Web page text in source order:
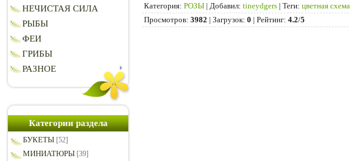
НЕЧИСТАЯ СИЛА
РЫБЫ
ФЕИ
ГРИБЫ
РАЗНОЕ
Категории раздела
БУКЕТЫ [52]
МИНИАТЮРЫ [39]
Категория: РОЗЫ | Добавил: tineydgers | Теги: цветная схема
Просмотров: 3982 | Загрузок: 0 | Рейтинг: 4.2/5